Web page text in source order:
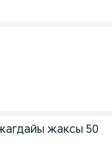
жаксы 50